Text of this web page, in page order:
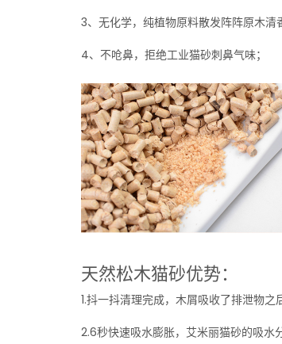
3、无化学，纯植物原料散发阵阵原木清
4、不呛鼻，拒绝工业猫砂刺鼻气味；
天然松木猫砂优势：
1.抖一抖清理完成，木屑吸收了排泄物
2.6秒快速吸水膨胀，艾米丽猫砂的吸水